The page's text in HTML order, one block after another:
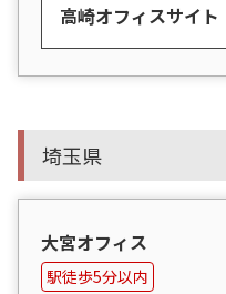
高崎オフィスサイト
埼玉県
大宮オフィス
駅徒歩5分以内